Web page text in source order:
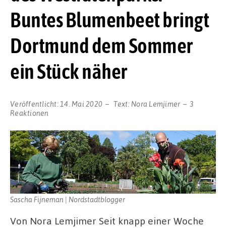
Buntes Blumenbeet bringt
Dortmund dem Sommer
ein Stück näher
Veröffentlicht: 14. Mai 2020 Text: Nora Lemjimer
3
Reaktionen
Sascha Fijneman | Nordstadtblogger
Von Nora Lemjimer Seit knapp einer Woche